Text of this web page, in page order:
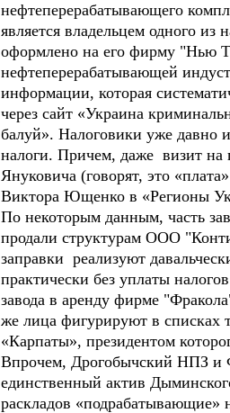
нефтеперерабатывающего
является владельцем одного
оформлено на его фирму "Нью
нефтеперерабатывающей
информации, которая
через сайт «Украина
балуй». Налоговики уже давно
налоги. Причем, даже визит на
Януковича (говорят, это
Виктора Ющенко в «Регионы
По некоторым данным, часть
продали структурам ООО
заправки реализуют
практически без уплаты
завода в аренду фирме
же лица фигурируют в списках
«Карпаты», президентом
Впрочем, Дрогобычский НПЗ и
единственный актив
раскладов